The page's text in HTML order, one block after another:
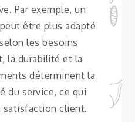
Par exemple, un
être plus adapté
les besoins
la durabilité et la
déterminent la
du service, ce qui
satisfaction client.